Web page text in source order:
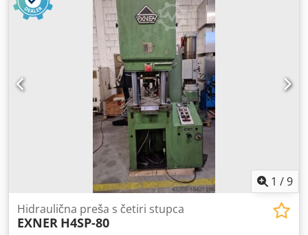
1 /9
Hidraulična preša s četiri stupca
EXNER H4SP-80